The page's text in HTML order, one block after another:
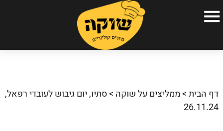
אודות
דף הבית>ממליצים על שוקה >סתיו, יום גיבוש לעובדי רפאל,
26.11.24